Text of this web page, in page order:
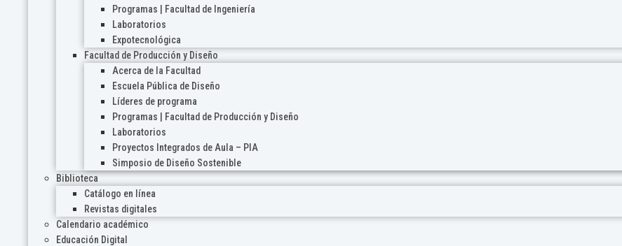
Programas | Facultad de Ingeniería
Laboratorios
Expotecnológica
Facultad de Producción y Diseño
Acerca de la Facultad
Escuela Pública de Diseño
Líderes de programa
Programas | Facultad de Producción y Diseño
Laboratorios
Proyectos Integrados de Aula – PIA
Simposio de Diseño Sostenible
Biblioteca
Catálogo en línea
Revistas digitales
Calendario académico
Educación Digital